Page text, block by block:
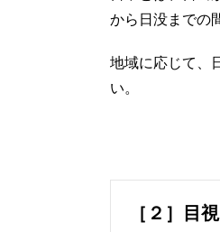
から日没までの
地域に応じて、
い。
［２］目